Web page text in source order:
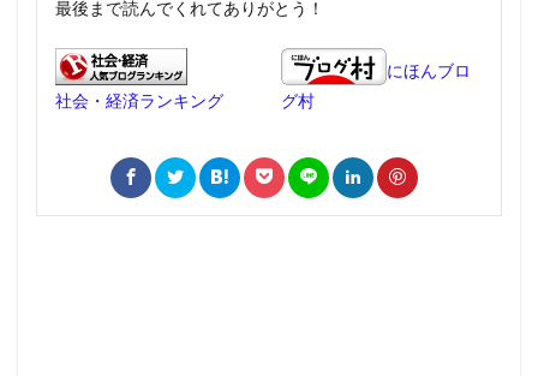
最後まで読んでくれてありがとう！
社会・経済ランキング
にほんブロ
グ村